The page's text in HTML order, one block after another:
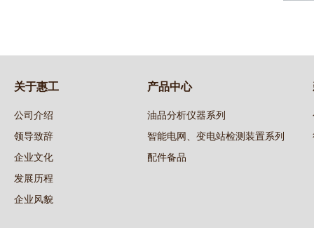
关于惠工
公司介绍
领导致辞
企业文化
发展历程
企业风貌
产品中心
油品分析仪器系列
智能电网、变电站检测装置系列
配件备品